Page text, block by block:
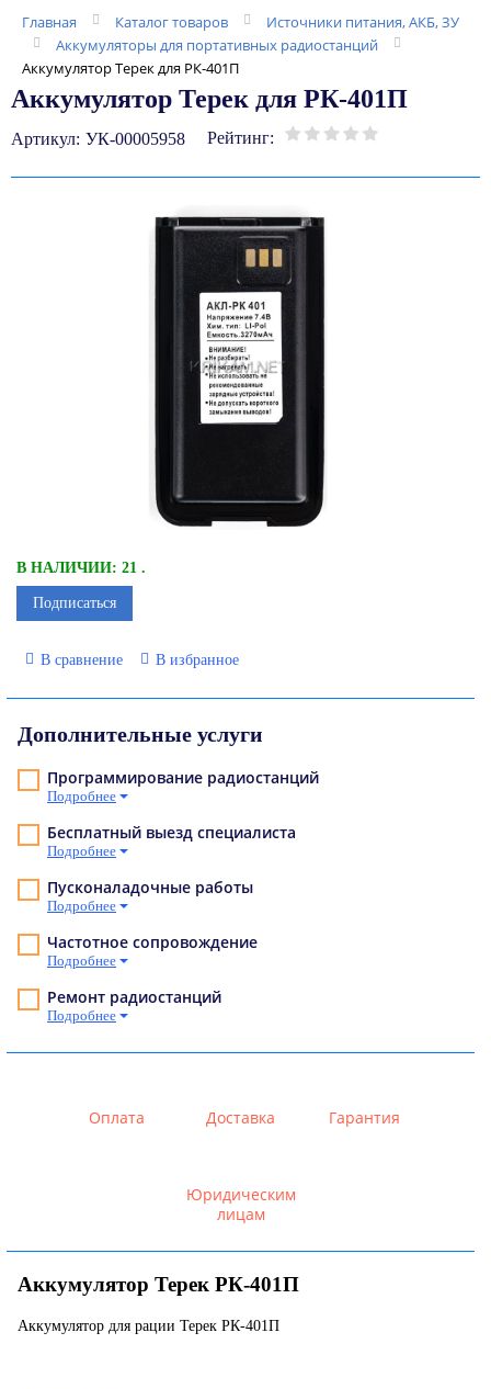
Главная Каталог товаров
Источники питания, АКБ, ЗУ
Аккумуляторы для портативных радиостанций
Аккумулятор Терек для РК-401П
Аккумулятор Терек для РК-401П
Артикул: УК-00005958 Рейтинг:
В НАЛИЧИИ: 21 .
Подписаться
В сравнение В избранное
Дополнительные услуги
Программирование радиостанций
Подробнее
Бесплатный выезд специалиста
Подробнее
Пусконаладочные работы
Подробнее
Частотное сопровождение
Подробнее
Ремонт радиостанций
Подробнее
Оплата Доставка Гарантия
Юридическим
лицам
Аккумулятор Терек РК-401П
Аккумулятор для рации Терек РК-401П